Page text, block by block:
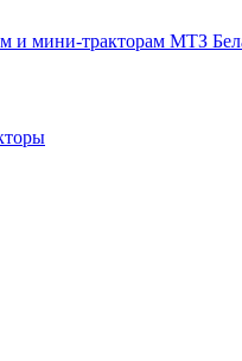
и мини-тракторам МТЗ